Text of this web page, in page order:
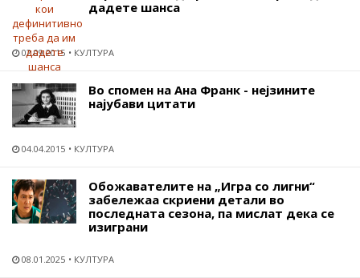
дадете шанса
02.09.2015 КУЛТУРА
Во спомен на Ана Франк - нејзините
најубави цитати
04.04.2015 КУЛТУРА
Обожавателите на „Игра со лигни“
забележаа скриени детали во
последната сезона, па мислат дека се
изиграни
08.01.2025 КУЛТУРА